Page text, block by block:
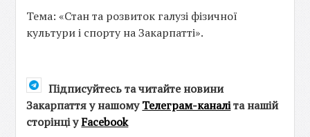
Тема: «Стан та розвиток галузі фізичної
культури і спорту на Закарпатті».
Підписуйтесь та читайте новини
Закарпаття у нашомуТелеграм-каналіта нашій
сторінці уFacebook